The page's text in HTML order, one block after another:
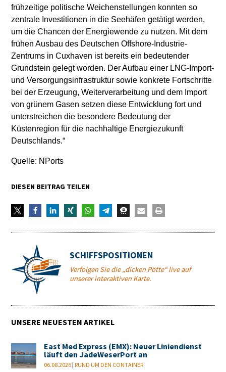
frühzeitige politische Weichenstellungen konnten so
zentrale Investitionen in die Seehäfen getätigt werden,
um die Chancen der Energiewende zu nutzen. Mit dem
frühen Ausbau des Deutschen Offshore-Industrie-
Zentrums in Cuxhaven ist bereits ein bedeutender
Grundstein gelegt worden. Der Aufbau einer LNG-Import-
und Versorgungsinfrastruktur sowie konkrete Fortschritte
bei der Erzeugung, Weiterverarbeitung und dem Import
von grünem Gasen setzen diese Entwicklung fort und
unterstreichen die besondere Bedeutung der
Küstenregion für die nachhaltige Energiezukunft
Deutschlands.“
Quelle: NPorts
DIESEN BEITRAG TEILEN
SCHIFFSPOSITIONEN
Verfolgen Sie die „dicken Pötte“ live auf
unserer interaktiven Karte.
UNSERE NEUESTEN ARTIKEL
East Med Express (EMX): Neuer Liniendienst
läuft den JadeWeserPort an
06.08.2026 |RUND UM DEN CONTAINER